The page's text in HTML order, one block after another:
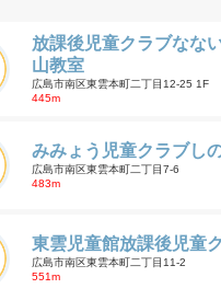
放課後児童クラブなな
山教室
広島市南区東雲本町二丁目12-25 1F
445m
みみょう児童クラブし
広島市南区東雲本町二丁目7-6
483m
東雲児童館放課後児童
広島市南区東雲本町二丁目11-2
551m